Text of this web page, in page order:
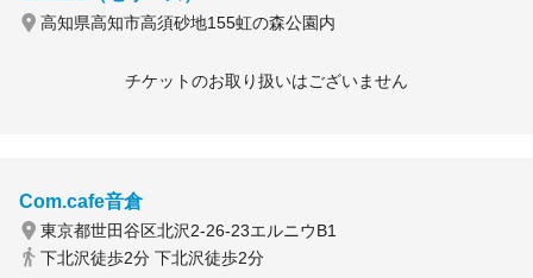
高知県高知市高須砂地155虹の森公園内
チケットのお取り扱いはございません
Com.cafe音倉
東京都世田谷区北沢2-26-23エルニウB1
下北沢徒歩2分 下北沢徒歩2分